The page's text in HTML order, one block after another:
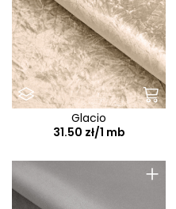
Glacio
31.50 zł/1 mb
+